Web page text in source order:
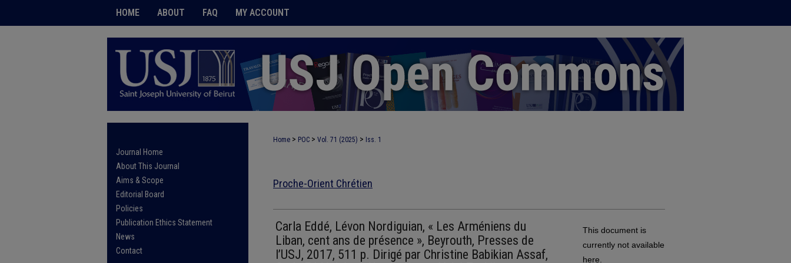
HOME ABOUT FAQ MY ACCOUNT
Home > POC > Vol. 71 (2025) > Iss. 1
Proche-Orient Chrétien
Carla Eddé, Lévon Nordiguian, « Les Arméniens du
Liban, cent ans de présence », Beyrouth, Presses de
l’USJ, 2017, 511 p. Dirigé par Christine Babikian Assaf,
This document is
currently not available
here.
Journal Home
About This Journal
Aims & Scope
Editorial Board
Policies
Publication Ethics Statement
News
Contact